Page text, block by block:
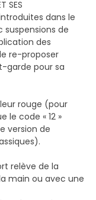
SES
introduites dans le
suspensions de
des
re-proposer
garde pour sa
rouge (pour
le code « 12 »
version de
relève de la
main ou avec une